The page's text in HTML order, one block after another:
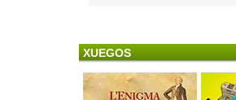
XUEGOS